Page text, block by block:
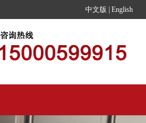
中文版 English